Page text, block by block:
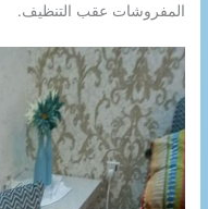
المفروشات عقب التنظيف.